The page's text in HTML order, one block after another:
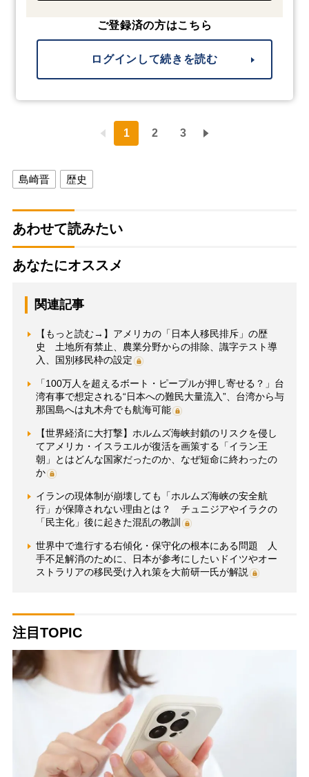
ご登録済の方はこちら
ログインして続きを読む
1 2 3
島崎晋 歴史
あわせて読みたい
あなたにオススメ
関連記事
【もっと読む→】アメリカの「日本人移民排斥」の歴
史 土地所有禁止、農業分野からの排除、識字テスト導
入、国別移民枠の設定
「100万人を超えるボート・ピープルが押し寄せる？」台
湾有事で想定される“日本への難民大量流入”、台湾から与
那国島へは丸木舟でも航海可能
【世界経済に大打撃】ホルムズ海峡封鎖のリスクを侵し
てアメリカ・イスラエルが復活を画策する「イラン王
朝」とはどんな国家だったのか、なぜ短命に終わったの
か
イランの現体制が崩壊しても「ホルムズ海峡の安全航
行」が保障されない理由とは？ チュニジアやイラクの
「民主化」後に起きた混乱の教訓
世界中で進行する右傾化・保守化の根本にある問題 人
手不足解消のために、日本が参考にしたいドイツやオー
ストラリアの移民受け入れ策を大前研一氏が解説
注目TOPIC